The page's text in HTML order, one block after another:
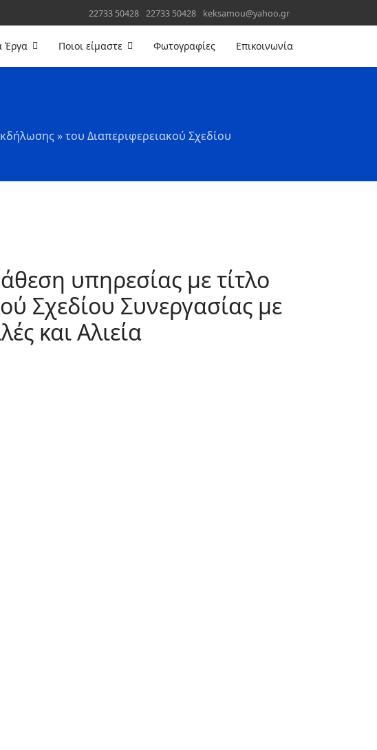
22733 50428 22733 50428 keksamou@yahoo.gr
Έργα Ποιοι είμαστε Φωτογραφίες Επικοινωνία
» του Διαπεριφερειακού Σχεδίου
υπηρεσίας με τίτλο
Σχεδίου Συνεργασίας με
και Αλιεία